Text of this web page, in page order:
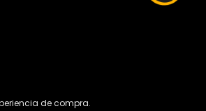
de compra.